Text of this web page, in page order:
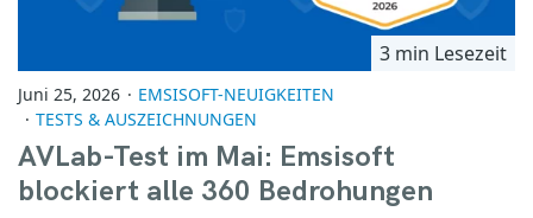
3 min Lesezeit
Juni 25, 2026
EMSISOFT-NEUIGKEITEN
TESTS & AUSZEICHNUNGEN
AVLab-Test im Mai: Emsisoft
blockiert alle 360 Bedrohungen